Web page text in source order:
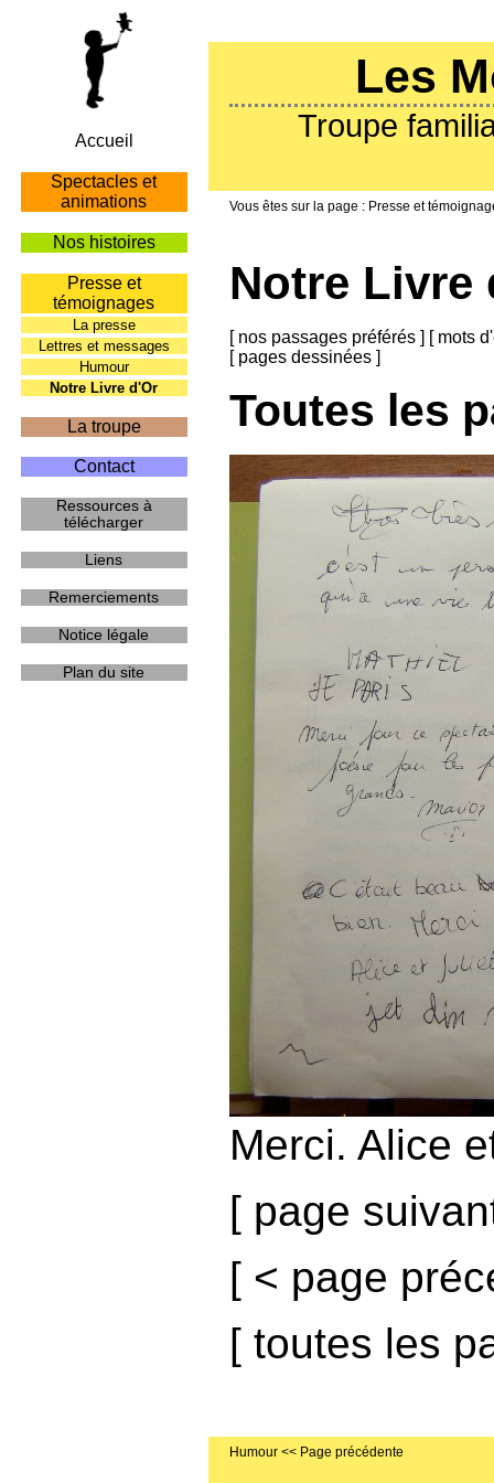
Les
Troupe
Presse et
Notre Livre
[ nos passages préférés] [ mots
[ pages dessinées]
Toutes les
Merci. Alice
[ page
[ < page
[ toutes les
Accueil
Spectacles et
animations
Nos histoires
Presse et
témoignages
La presse
Lettres et messages
Humour
Notre Livre d'Or
La troupe
Contact
Ressources à
télécharger
Liens
Remerciements
Notice légale
Plan du site
Humour